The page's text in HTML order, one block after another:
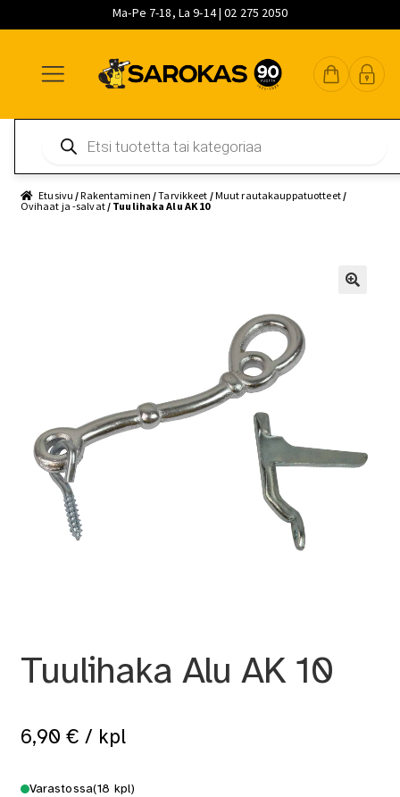
Ma-Pe 7-18, La 9-14 | 02 275 2050
navigointiin
sisältöön
pääsisältöön
search
Etusivu /Rakentaminen /Tarvikkeet /Muut rautakauppatuotteet/
Ovihaat ja -salvat/ Tuulihaka Alu AK 10
Tuulihaka Alu AK 10
6,90 € / kpl
Varastossa(18 kpl)